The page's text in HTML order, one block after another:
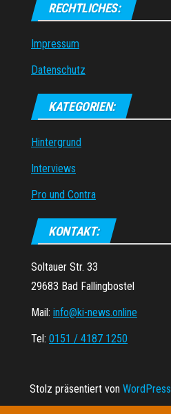
RECHTLICHES:
Impressum
Datenschutz
KATEGORIEN:
Hintergrund
Interviews
Pro und Contra
KONTAKT:
Soltauer Str. 33
29683 Bad Fallingbostel
Mail: info@ki-news.online
Tel: 0151 / 4187 1250
Stolz präsentiert von WordPress